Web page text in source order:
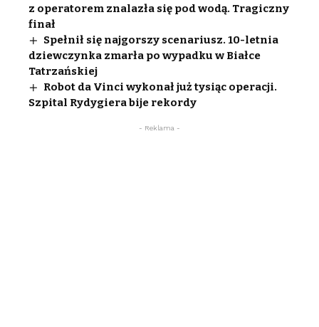
z operatorem znalazła się pod wodą. Tragiczny
finał
Spełnił się najgorszy scenariusz. 10-letnia
dziewczynka zmarła po wypadku w Białce
Tatrzańskiej
Robot da Vinci wykonał już tysiąc operacji.
Szpital Rydygiera bije rekordy
- Reklama -